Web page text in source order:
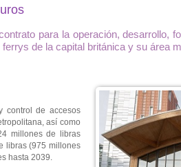
para la operación, desarrollo,
de la capital británica y su área
control de accesos
así como
millones de libras
libras (975 millones
hasta 2039.